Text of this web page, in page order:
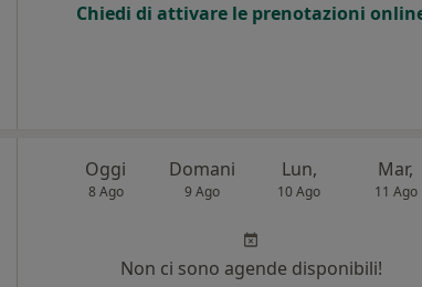
Chiedi di attivare le prenotazioni
Oggi
8 Ago
Domani
9 Ago
Lun,
10 Ago
Mar,
11 Ago
Non ci sono agende disponibili!